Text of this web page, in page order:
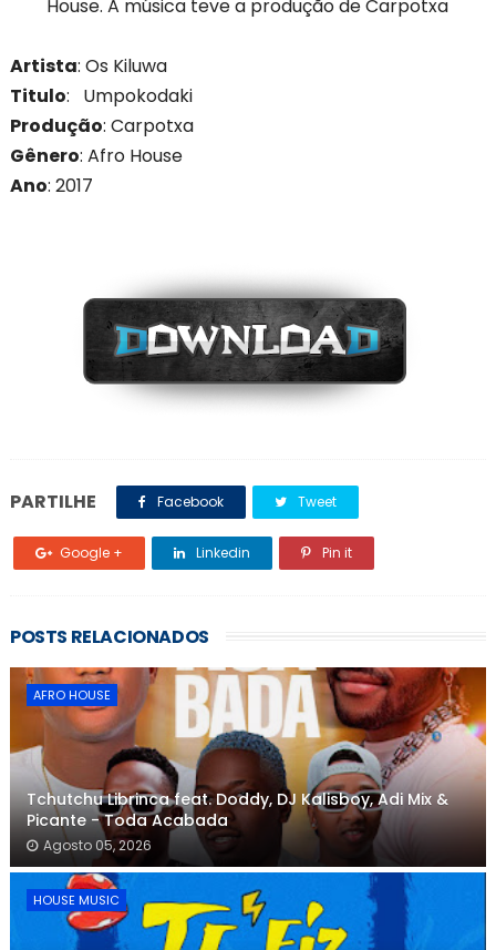
House. A música teve a produção de Carpotxa
Artista: Os Kiluwa
Titulo: Umpokodaki
Produção: Carpotxa
Gênero: Afro House
Ano: 2017
PARTILHE Facebook Tweet
Google + Linkedin Pin it
POSTS RELACIONADOS
AFRO HOUSE
Tchutchu Librinca feat. Doddy, DJ Kalisboy, Adi Mix &
Picante - Toda Acabada
Agosto 05, 2026
HOUSE MUSIC